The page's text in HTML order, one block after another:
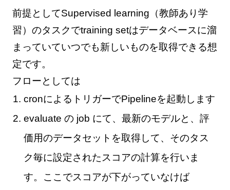
前提としてSupervised learning（教師あり学
習）のタスクでtraining setはデータベースに溜
まっていていつでも新しいものを取得できる想
定です。
フローとしては
cronによるトリガーでPipelineを起動します
evaluate の job にて、最新のモデルと、評
価用のデータセットを取得して、そのタス
ク毎に設定されたスコアの計算を行いま
す。ここでスコアが下がっていなけば